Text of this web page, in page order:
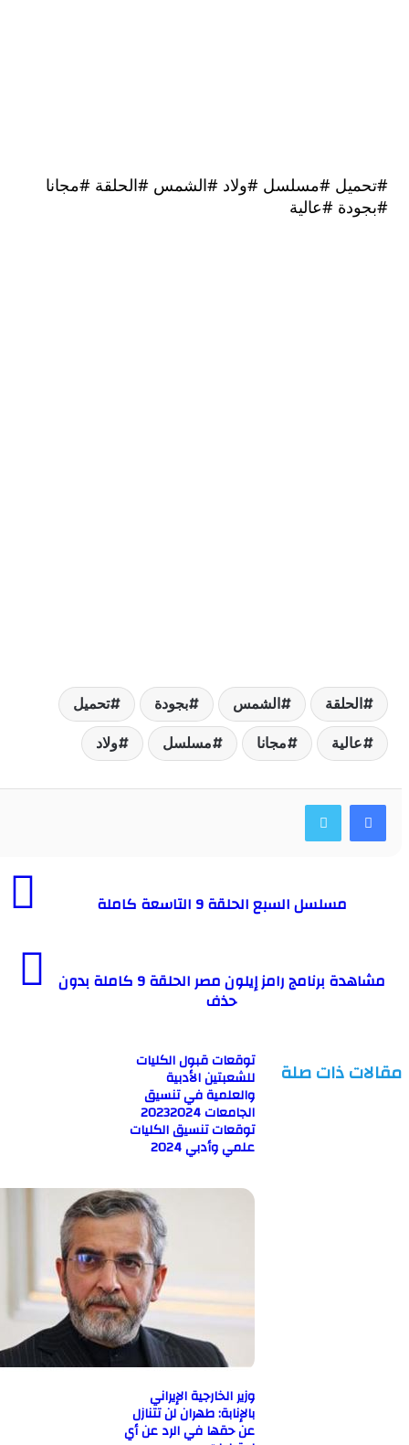
#مسلسل #ولاد #الشمس #الحلقة #مجانا
#عالية
الشمس بجودة تحميل
مجانا مسلسل ولاد
مسلسل السبع الحلقة 9 التاسعة كاملة
مشاهدة برنامج رامز إيلون مصر الحلقة 9 كاملة بدون
ذات صلة توقعات قبول الكليات
للشعبتين الأدبية
والعلمية في تنسيق
الجامعات 20232024
توقعات تنسيق الكليات
علمي وأدبي 2024
وزير الخارجية الإيراني
بالإنابة: طهران لن تتنازل
عن حقها في الرد عن أي